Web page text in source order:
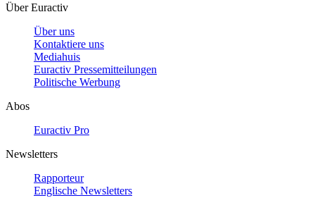
Über Euractiv
Über uns
Kontaktiere uns
Mediahuis
Euractiv Pressemitteilungen
Politische Werbung
Abos
Euractiv Pro
Newsletters
Rapporteur
Englische Newsletters